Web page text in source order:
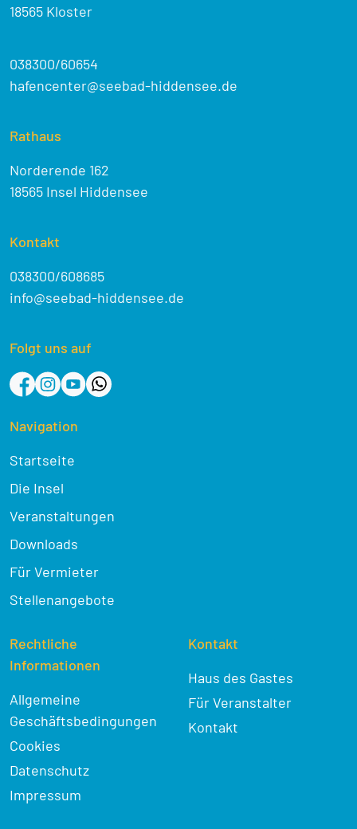
18565 Kloster
038300/60654
hafencenter@seebad-hiddensee.de
Rathaus
Norderende 162
18565 Insel Hiddensee
Kontakt
038300/608685
info@seebad-hiddensee.de
Folgt uns auf
Navigation
Startseite
Die Insel
Veranstaltungen
Downloads
Für Vermieter
Stellenangebote
Rechtliche
Informationen
Allgemeine
Geschäftsbedingungen
Cookies
Datenschutz
Impressum
Kontakt
Haus des Gastes
Für Veranstalter
Kontakt